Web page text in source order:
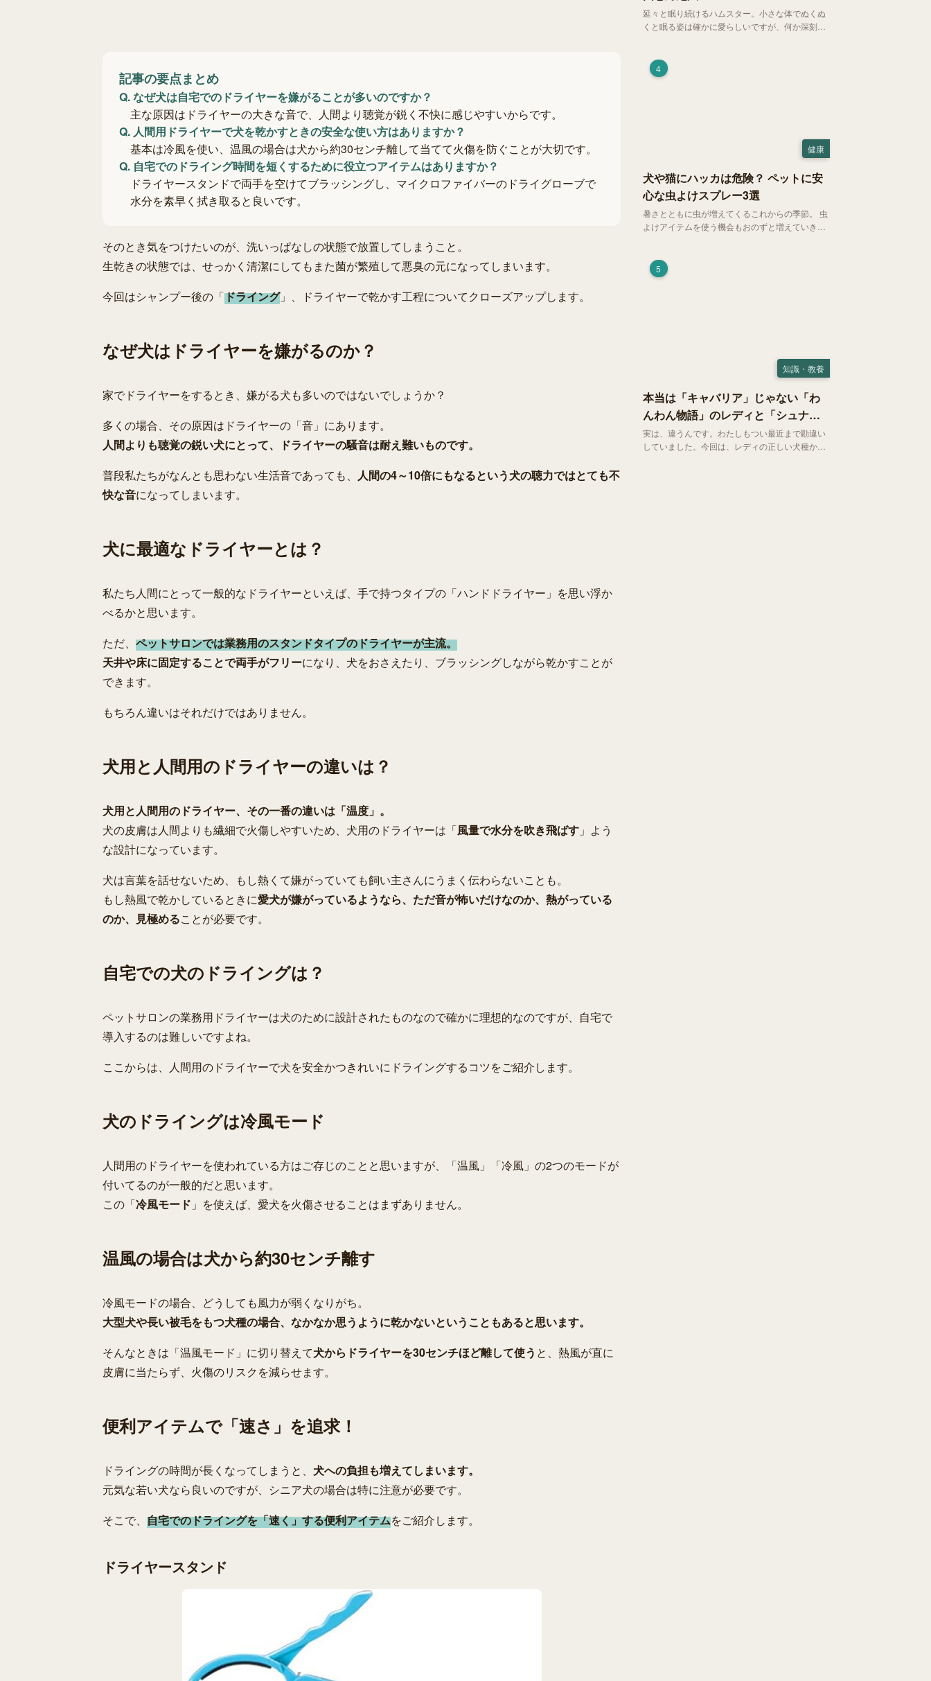
記事の要点まとめ
Q.なぜ犬は自宅でのドライヤーを嫌がることが多いのですか？
主な原因はドライヤーの大きな音で、人間より聴覚が鋭く不快に感じやすいからです。
Q. 人間用ドライヤーで犬を乾かすときの安全な使い方はありますか？
基本は冷風を使い、温風の場合は犬から約30センチ離して当てて火傷を防ぐことが大切です。
Q. 自宅でのドライング時間を短くするために役立つアイテムはありますか？
ドライヤースタンドで両手を空けてブラッシングし、マイクロファイバーのドライグローブで
水分を素早く拭き取ると良いです。
そのとき気をつけたいのが、洗いっぱなしの状態で放置してしまうこと。
生乾きの状態では、せっかく清潔にしてもまた菌が繁殖して悪臭の元になってしまいます。
今回はシャンプー後の「ドライング」、ドライヤーで乾かす工程についてクローズアップします。
なぜ犬はドライヤーを嫌がるのか？
家でドライヤーをするとき、嫌がる犬も多いのではないでしょうか？
多くの場合、その原因はドライヤーの「音」にあります。
人間よりも聴覚の鋭い犬にとって、ドライヤーの騒音は耐え難いものです。
普段私たちがなんとも思わない生活音であっても、 人間の4～10倍にもなるという犬の聴力ではとても不
快な音になってしまいます。
犬に最適なドライヤーとは？
私たち人間にとって一般的なドライヤーといえば、手で持つタイプの「ハンドドライヤー」を思い浮か
べるかと思います。
ただ、 ペットサロンでは業務用のスタンドタイプのドライヤーが主流。
天井や床に固定することで両手がフリーになり、犬をおさえたり、ブラッシングしながら乾かすことが
できます。
もちろん違いはそれだけではありません。
犬用と人間用のドライヤーの違いは？
犬用と人間用のドライヤー、その一番の違いは「温度」。
犬の皮膚は人間よりも繊細で火傷しやすいため、犬用のドライヤーは「風量で水分を吹き飛ばす 」よう
な設計になっています。
犬は言葉を話せないため、もし熱くて嫌がっていても飼い主さんにうまく伝わらないことも。
もし熱風で乾かしているときに愛犬が嫌がっているようなら、ただ音が怖いだけなのか、熱がっている
のか、見極めることが必要です。
自宅での犬のドライングは？
ペットサロンの業務用ドライヤーは犬のために設計されたものなので確かに理想的なのですが、自宅で
導入するのは難しいですよね。
ここからは、人間用のドライヤーで犬を安全かつきれいにドライングするコツをご紹介します。
犬のドライングは冷風モード
人間用のドライヤーを使われている方はご存じのことと思いますが、「温風」「冷風」の2つのモードが
付いてるのが一般的だと思います。
この「冷風モード 」を使えば、愛犬を火傷させることはまずありません。
温風の場合は犬から約30センチ離す
冷風モードの場合、どうしても風力が弱くなりがち。
大型犬や長い被毛をもつ犬種の場合、なかなか思うように乾かないということもあると思います。
そんなときは「温風モード」に切り替えて犬からドライヤーを30センチほど離して使う と、熱風が直に
皮膚に当たらず、火傷のリスクを減らせます。
便利アイテムで「速さ」を追求！
ドライングの時間が長くなってしまうと、 犬への負担も増えてしまいます。
元気な若い犬なら良いのですが、シニア犬の場合は特に注意が必要です。
そこで、 自宅でのドライングを「速く」する便利アイテムをご紹介します。
ドライヤースタンド
延々と眠り続けるハムスター。小さな体でぬくぬ
くと眠る姿は確かに愛らしいですが、何か深刻な
常範囲やぐったりしている場合の見分け方、安心
できる環境づくり についてご紹介します。
4
健康
犬や猫にハッカは危険？ ペットに安
心な虫よけスプレー3選
暑さとともに虫が増えてくるこれからの季節。 虫
よけアイテムを使う機会もおのずと増えていきま
健康には悪影響 だということはご存知ですか？
5
知識・教養
本当は「キャバリア」じゃない「わ
んわん物語」のレディと「シュナ」
じゃないトランプ
実は、違うんです。わたしもつい最近まで勘違い
していました。今回は、レディの正しい犬種から